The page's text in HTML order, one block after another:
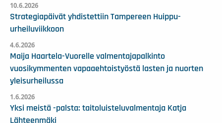
10.6.2026
Strategiapäivät yhdistettiin Tampereen Huippu-
urheiluviikkoon
4.6.2026
Maija Haartela-Vuorelle valmentajapalkinto
vuosikymmenten vapaaehtoistyöstä lasten ja nuorten
yleisurheilussa
1.6.2026
Yksi meistä -palsta: taitoluisteluvalmentaja Katja
Lähteenmäki